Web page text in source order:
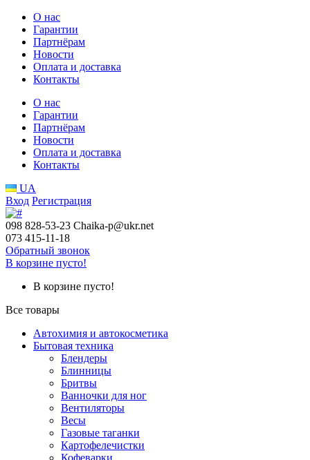
О нас
Гарантии
Партнёрам
Новости
Оплата и доставка
Контакты
О нас
Гарантии
Партнёрам
Новости
Оплата и доставка
Контакты
UA
Вход Регистрация
098 828-53-23 Chaika-p@ukr.net
073 415-11-18
Обратный звонок
В корзине пусто!
В корзине пусто!
Все товары
Автохимия и автокосметика
Бытовая техника
Блендеры
Блинницы
Бритвы
Ванночки для ног
Вентиляторы
Весы
Газовые таганки
Картофелечистки
Кофеварки